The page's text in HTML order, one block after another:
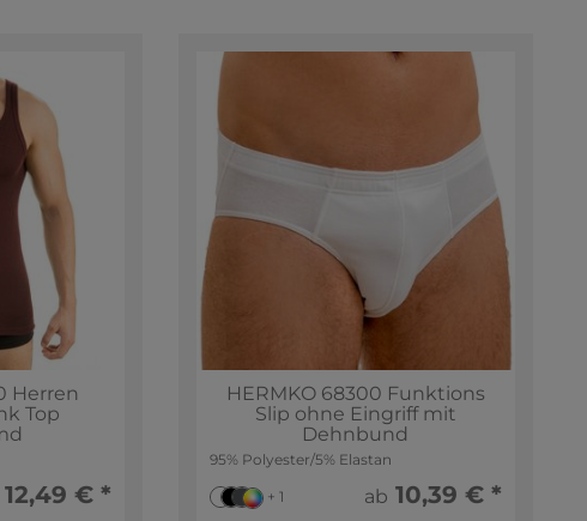
Herren
Top
12,49 € *
HERMKO 68300 Funktions
Slip ohne Eingriff mit
Dehnbund
95% Polyester/5% Elastan
+ 1 ab 10,39 € *